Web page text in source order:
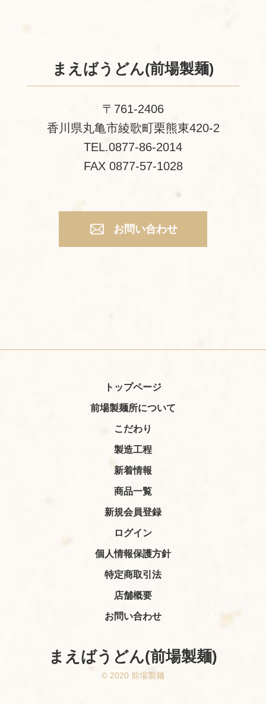
まえばうどん(前場製麺)
〒761-2406
香川県丸亀市綾歌町栗熊東420-2
TEL.0877-86-2014
FAX 0877-57-1028
お問い合わせ
まえばうどん(前場製麺)
© 2020 前場製麺
トップページ
前場製麺所について
こだわり
製造工程
新着情報
商品一覧
新規会員登録
ログイン
個人情報保護方針
特定商取引法
店舗概要
お問い合わせ